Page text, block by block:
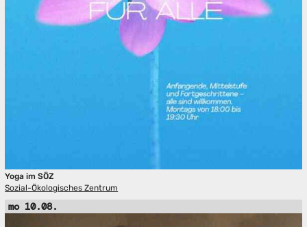
Yoga im SÖZ
Sozial-Ökologisches Zentrum
mo 10.08.